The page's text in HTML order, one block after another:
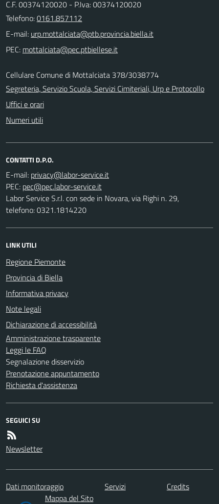
C.F. 00374120020 - P.Iva: 00374120020
Telefono:0161.857112
E-mail:
PEC:
Cellulare Comune di Mottalciata 378/3038774
Segreteria, Servizio Scuola, Servizi Cimiteriali, Urp e Protocollo
Uffici e orari
Numeri utili
CONTATTI D.P.O.
E-mail:
PEC:
Labor Service S.r.l. con sede in Novara, via Righi n. 29,
telefono: 0321.1814220
LINK UTILI
Regione Piemonte
Provincia di Biella
Informativa privacy
Note legali
Dichiarazione di accessibilità
Amministrazione trasparente
Leggi le FAQ
Segnalazione disservizio
Prenotazione appuntamento
Richiesta d'assistenza
SEGUICI SU
Newsletter
Dati monitoraggio Servizi
Credits
Mappa del Sito